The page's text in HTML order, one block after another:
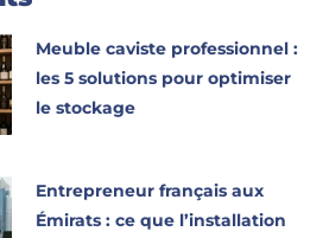
Meuble caviste professionnel :
les 5 solutions pour optimiser
le stockage
Entrepreneur français aux
Émirats : ce que l’installation